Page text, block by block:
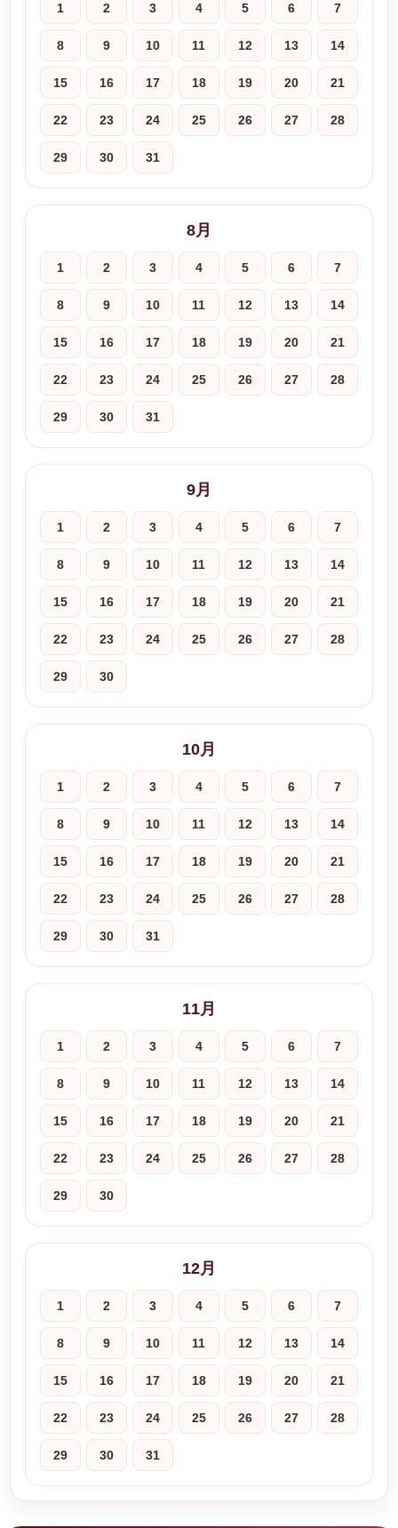
1 2 3 4 5 6 7
8 9 10 11 12 13 14
15 16 17 18 19 20 21
22 23 24 25 26 27 28
29 30 31
8月
1 2 3 4 5 6 7
8 9 10 11 12 13 14
15 16 17 18 19 20 21
22 23 24 25 26 27 28
29 30 31
9月
1 2 3 4 5 6 7
8 9 10 11 12 13 14
15 16 17 18 19 20 21
22 23 24 25 26 27 28
29 30
10月
1 2 3 4 5 6 7
8 9 10 11 12 13 14
15 16 17 18 19 20 21
22 23 24 25 26 27 28
29 30 31
11月
1 2 3 4 5 6 7
8 9 10 11 12 13 14
15 16 17 18 19 20 21
22 23 24 25 26 27 28
29 30
12月
1 2 3 4 5 6 7
8 9 10 11 12 13 14
15 16 17 18 19 20 21
22 23 24 25 26 27 28
29 30 31